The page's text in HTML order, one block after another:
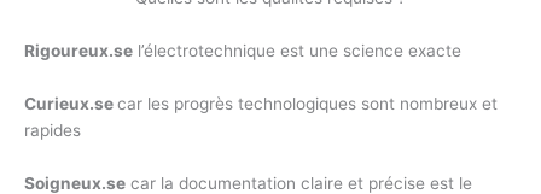
Rigoureux.se l’électrotechnique est une science exacte
Curieux.secar les progrès technologiques sont nombreux et
rapides
Soigneux.se car la documentation claire et précise est le